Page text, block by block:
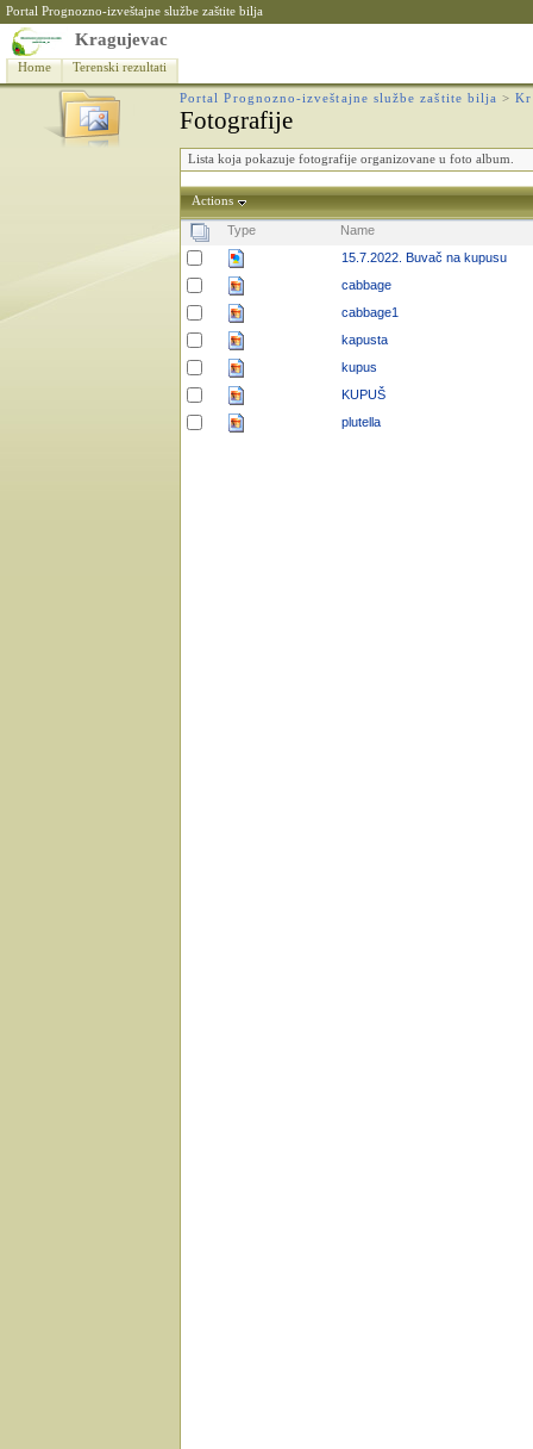
Portal Prognozno-izveštajne službe zaštite bilja
Kragujevac
Home Terenski rezultati
Portal Prognozno-izveštajne službe zaštite bilja >
Fotografije
Lista koja pokazuje fotografije organizovane u foto album.
Actions
Type
Name
15.7.2022. Buvač na kupusu
cabbage
cabbage1
kapusta
kupus
KUPUŠ
plutella